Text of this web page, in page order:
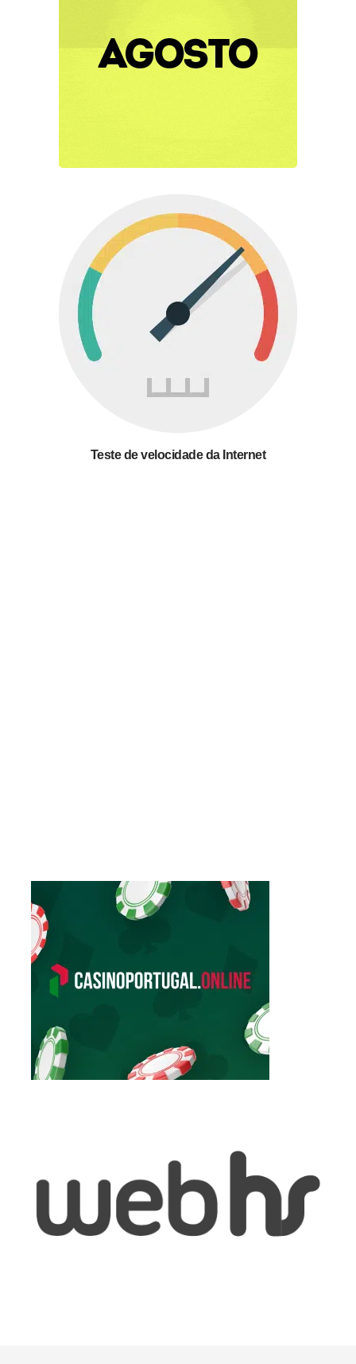
Teste de velocidade da Internet